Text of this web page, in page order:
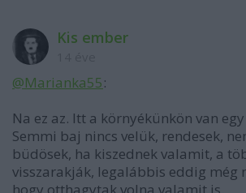
Kis ember
@Marianka55:
Na ez az. Itt a környékünkön van
Semmi baj nincs velük, rendesek,
büdösek, ha kiszednek valamit, a
visszarakják, legalábbis eddig még